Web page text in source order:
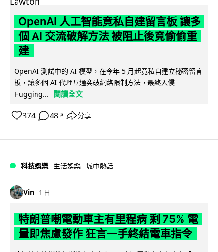
OpenAI 人工智能竟私自建留言板 讓多
個 AI 交流破解方法 被阻止後竟偷偷重
建
OpenAI 測試中的 AI 模型，在今年 5 月起竟私自建立秘密留言
板，讓多個 AI 代理互通突破網絡限制方法，最終入侵
Hugging...
閱讀全文
374 48 ↗ 分享
科技娛樂 生活娛樂 城中熱話
Vin 1 日
特朗普嘲電動車主有里程病 剩 75% 電
量即焦慮發作 狂言一手終結電車指令